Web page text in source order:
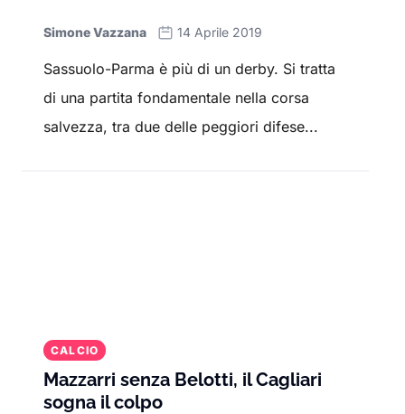
Simone Vazzana 14 Aprile 2019
Sassuolo-Parma è più di un derby. Si tratta
di una partita fondamentale nella corsa
salvezza, tra due delle peggiori difese...
CALCIO
Mazzarri senza Belotti, il Cagliari
sogna il colpo